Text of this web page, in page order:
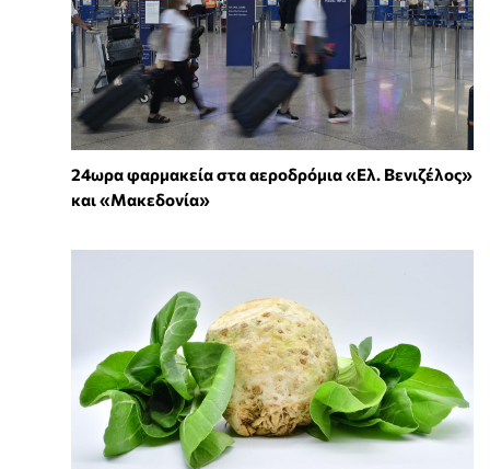
24ωρα φαρμακεία στα αεροδρόμια «Ελ. Βενιζέλος»
και «Μακεδονία»